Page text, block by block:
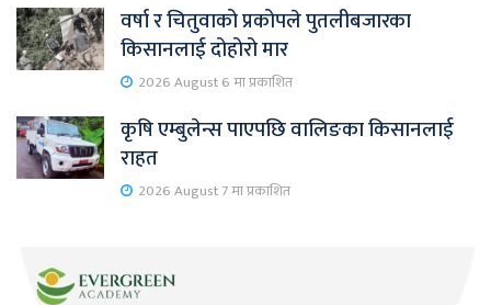
वर्षा र चितुवाको प्रकोपले पुतलीबजारका
किसानलाई दोहोरो मार
2026 August 6 मा प्रकाशित
कृषि एम्बुलेन्स पाएपछि वालिङका किसानलाई
राहत
2026 August 7 मा प्रकाशित